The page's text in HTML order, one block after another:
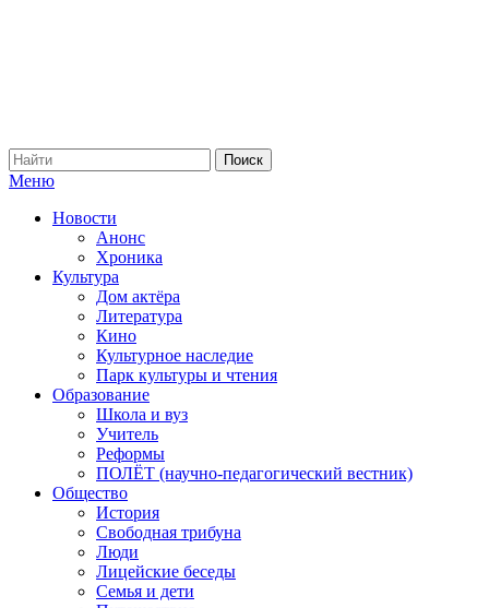
Меню
Новости
Анонс
Хроника
Культура
Дом актёра
Литература
Кино
Культурное наследие
Парк культуры и чтения
Образование
Школа и вуз
Учитель
Реформы
ПОЛЁТ (научно-педагогический вестник)
Общество
История
Свободная трибуна
Люди
Лицейские беседы
Семья и дети